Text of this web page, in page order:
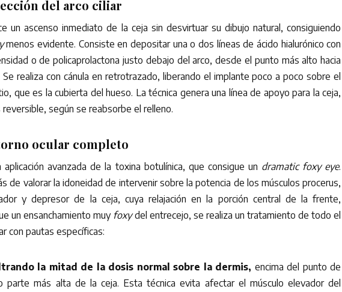
del arco ciliar
un ascenso inmediato de la ceja sin desvirtuar su dibujo natural, consiguiendo
menos evidente. Consiste en depositar una o dos líneas de ácido hialurónico con
o de policaprolactona justo debajo del arco, desde el punto más alto hacia
Se realiza con cánula en retrotrazado, liberando el implante poco a poco sobre el
que es la cubierta del hueso. La técnica genera una línea de apoyo para la ceja,
reversible, según se reabsorbe el relleno.
ocular completo
aplicación avanzada de la toxina botulínica, que consigue un dramatic foxy eye.
de valorar la idoneidad de intervenir sobre la potencia de los músculos procerus,
y depresor de la ceja, cuya relajación en la porción central de la frente,
un ensanchamiento muy foxydel entrecejo, se realiza un tratamiento de todo el
con pautas específicas:
la mitad de la dosis normal sobre la dermis, encima del punto de
parte más alta de la ceja. Esta técnica evita afectar el músculo elevador del